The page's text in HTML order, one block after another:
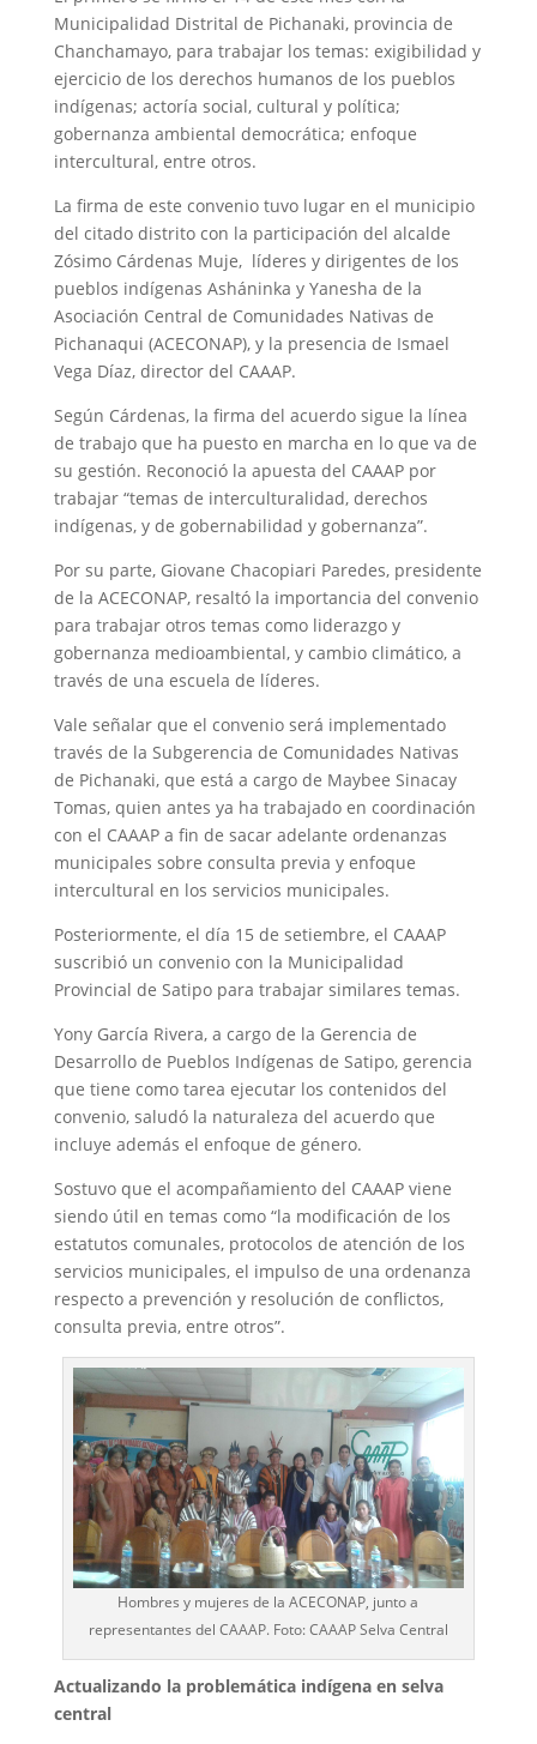
Municipalidad Distrital de Pichanaki, provincia de
Chanchamayo, para trabajar los temas: exigibilidad y
ejercicio de los derechos humanos de los pueblos
indígenas; actoría social, cultural y política;
gobernanza ambiental democrática; enfoque
intercultural, entre otros.
La firma de este convenio tuvo lugar en el municipio
del citado distrito con la participación del alcalde
Zósimo Cárdenas Muje, líderes y dirigentes de los
pueblos indígenas Asháninka y Yanesha de la
Asociación Central de Comunidades Nativas de
Pichanaqui (ACECONAP), y la presencia de Ismael
Vega Díaz, director del CAAAP.
Según Cárdenas, la firma del acuerdo sigue la línea
de trabajo que ha puesto en marcha en lo que va de
su gestión. Reconoció la apuesta del CAAAP por
trabajar “temas de interculturalidad, derechos
indígenas, y de gobernabilidad y gobernanza”.
Por su parte, Giovane Chacopiari Paredes, presidente
de la ACECONAP, resaltó la importancia del convenio
para trabajar otros temas como liderazgo y
gobernanza medioambiental, y cambio climático, a
través de una escuela de líderes.
Vale señalar que el convenio será implementado
través de la Subgerencia de Comunidades Nativas
de Pichanaki, que está a cargo de Maybee Sinacay
Tomas, quien antes ya ha trabajado en coordinación
con el CAAAP a fin de sacar adelante ordenanzas
municipales sobre consulta previa y enfoque
intercultural en los servicios municipales.
Posteriormente, el día 15 de setiembre, el CAAAP
suscribió un convenio con la Municipalidad
Provincial de Satipo para trabajar similares temas.
Yony García Rivera, a cargo de la Gerencia de
Desarrollo de Pueblos Indígenas de Satipo, gerencia
que tiene como tarea ejecutar los contenidos del
convenio, saludó la naturaleza del acuerdo que
incluye además el enfoque de género.
Sostuvo que el acompañamiento del CAAAP viene
siendo útil en temas como “la modificación de los
estatutos comunales, protocolos de atención de los
servicios municipales, el impulso de una ordenanza
respecto a prevención y resolución de conflictos,
consulta previa, entre otros”.
Hombres y mujeres de la ACECONAP, junto a
representantes del CAAAP. Foto: CAAAP Selva Central
Actualizando la problemática indígena en selva
central